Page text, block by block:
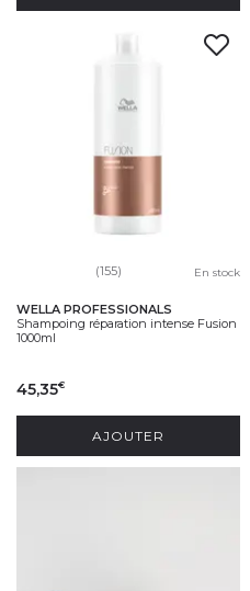
(155) En stock
WELLA PROFESSIONALS
Shampoing réparation intense Fusion
1000ml
45,35€
AJOUTER